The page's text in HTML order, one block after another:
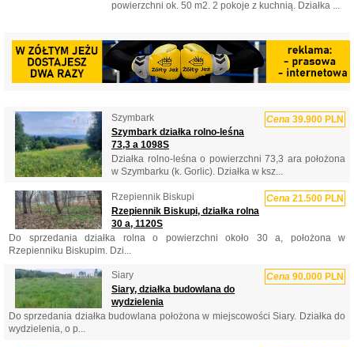
powierzchni ok. 50 m2. 2 pokoje z kuchnią. Działka ...
Szymbark Cena 39.900 PLN
Szymbark działka rolno-leśna
73,3 a 1098S
Działka rolno-leśna o powierzchni 73,3 ara położona
w Szymbarku (k. Gorlic). Działka w ksz...
Rzepiennik Biskupi Cena 21.500 PLN
Rzepiennik Biskupi, działka rolna
30 a, 1120S
Do sprzedania działka rolna o powierzchni około 30 a, położona w
Rzepienniku Biskupim. Dzi...
Siary Cena 90.000 PLN
Siary, działka budowlana do
wydzielenia
Do sprzedania działka budowlana położona w miejscowości Siary. Działka do
wydzielenia, o p...